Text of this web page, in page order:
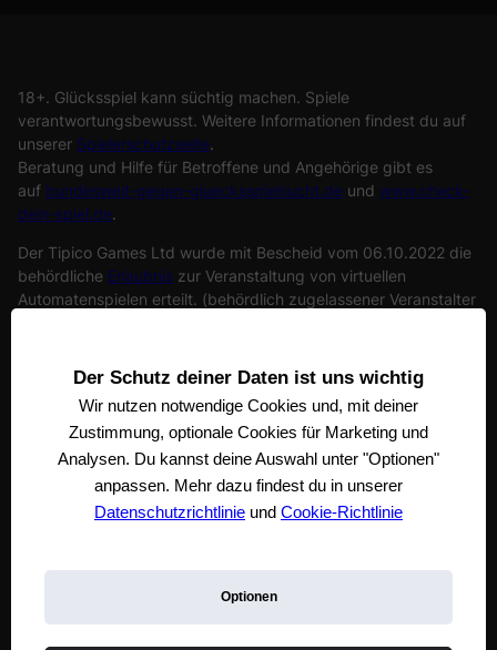
Der Schutz deiner Daten ist uns wichtig
Wir nutzen notwendige Cookies und, mit deiner
Zustimmung, optionale Cookies für Marketing und
Analysen. Du kannst deine Auswahl unter "Optionen"
anpassen. Mehr dazu findest du in unserer
Datenschutzrichtlinie und Cookie-Richtlinie
Optionen
18+. Glücksspiel kann süchtig machen. Spiele
verantwortungsbewusst. Weitere Informationen findest du auf
unserer Spielerschutzseite.
Beratung und Hilfe für Betroffene und Angehörige gibt es
auf bundesweit-gegen-gluecksspielsucht.de und www.check-
dein-spiel.de.
Der Tipico Games Ltd wurde mit Bescheid vom 06.10.2022 die
behördliche Erlaubnis zur Veranstaltung von virtuellen
Automatenspielen erteilt. (behördlich zugelassener Veranstalter
Die registrierte Adresse der Tipico Games Ltd ist Tipico Tower,
Geschäftsbedingungen
Über Uns